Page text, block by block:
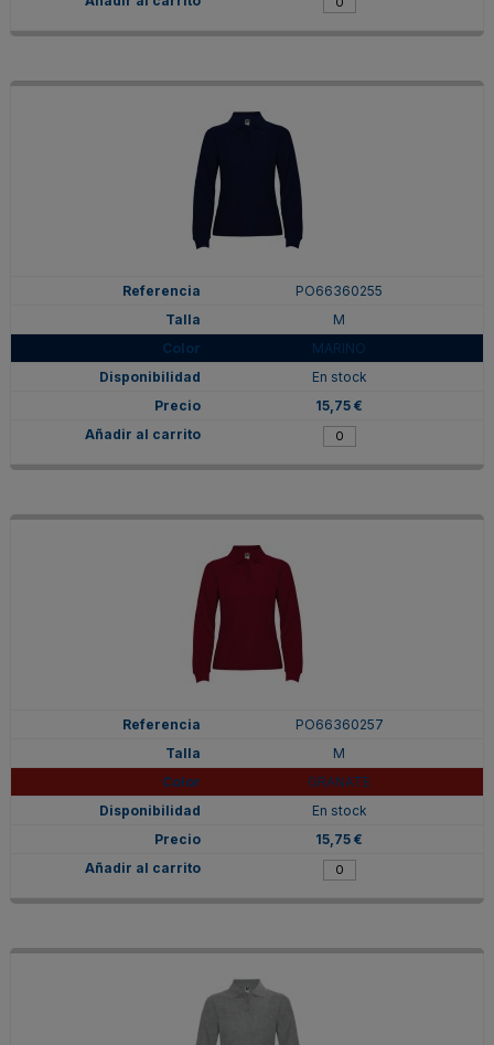
PO66360255
M
MARINO
En stock
15,75 €
PO66360257
M
GRANATE
En stock
15,75 €